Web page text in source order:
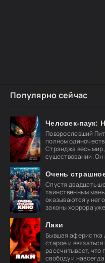
Популярно сейчас
Человек-паук:
Повзрослевший
полном
Стрэнджа весь
существовании.
Очень
Спустя двадцать
таинственным
оказываются у
законы хоррора
Лаки
Бывшая аферистка
старое и
рассчитывает, что
свободу и